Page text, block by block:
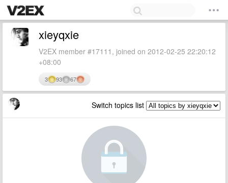
xieyqxie
V2EX member #17111, joined on 2012-02-25 22:20:12
+08:00
3 93 67
Switch topics list